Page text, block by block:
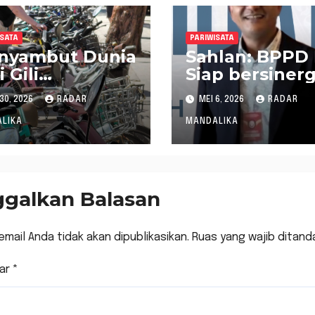
Dunia
Gili
2026
2026 RADAR
PARIWISATA
Sahlan: BPPD
Siap
Sukseskan
Program
Pariwisata
MEI 6, 2026 RADAR
MANDALIKA
Balasan
Anda tidak akan dipublikasikan. Ruas yang wajib
*